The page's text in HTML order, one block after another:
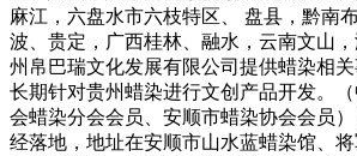
麻江，六盘水市六枝特区、 盘县，黔南
波、贵定，广西桂林、融水，云南文山
州帛巴瑞文化发展有限公司提供蜡染相关
长期针对贵州蜡染进行文创产品开发。
会蜡染分会会员、安顺市蜡染协会会员
经落地，地址在安顺市山水蓝蜡染馆、